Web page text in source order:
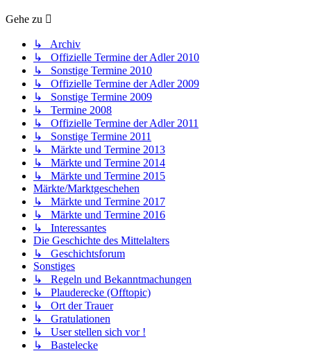
Gehe zu
↳ Archiv
↳ Offizielle Termine der Adler 2010
↳ Sonstige Termine 2010
↳ Offizielle Termine der Adler 2009
↳ Sonstige Termine 2009
↳ Termine 2008
↳ Offizielle Termine der Adler 2011
↳ Sonstige Termine 2011
↳ Märkte und Termine 2013
↳ Märkte und Termine 2014
↳ Märkte und Termine 2015
Märkte/Marktgeschehen
↳ Märkte und Termine 2017
↳ Märkte und Termine 2016
↳ Interessantes
Die Geschichte des Mittelalters
↳ Geschichtsforum
Sonstiges
↳ Regeln und Bekanntmachungen
↳ Plauderecke (Offtopic)
↳ Ort der Trauer
↳ Gratulationen
↳ User stellen sich vor !
↳ Bastelecke